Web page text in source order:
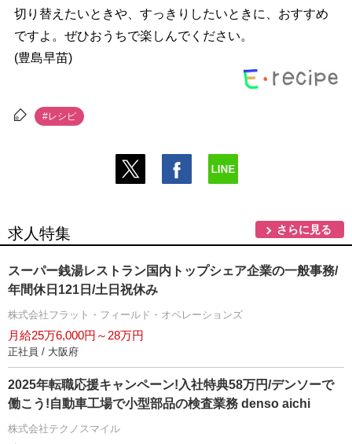
切り替えたいときや、すっきりしたいときに、おすすめ
ですよ。ぜひおうちで楽しんでください。
(豊島早苗)
#レシピ
求人特集 さらに見る
スーパー銭湯レストラン国内トップシェア企業の一般事務/
年間休日121日/土日祝休み
株式会社フラット・フィールド・オペレーションズ
月給25万6,000円～28万円
正社員 / 大阪府
2025年転職応援キャンペーン!入社特典58万円/デンソーで
働こう!自動車工場で小型部品の検査業務 denso aichi
株式会社テクノスマイル